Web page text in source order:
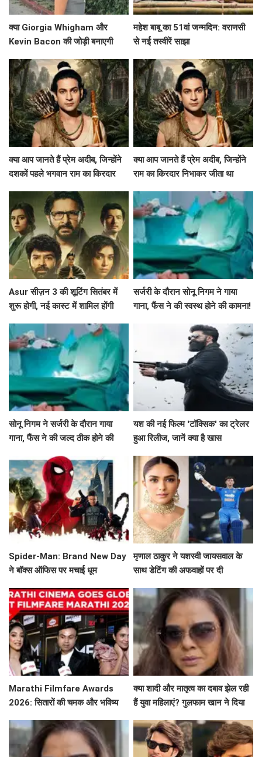
क्या Giorgia Whigham और
Kevin Bacon की जोड़ी बनाएगी
महेश बाबू का 51वां जन्मदिन: वराणसी
से नई तस्वीरें साझा
क्या आप जानते हैं प्रेम अदीब, जिन्होंने
दशकों पहले भगवान राम का किरदार
क्या आप जानते हैं प्रेम अदीब, जिन्होंने
राम का किरदार निभाकर जीता था
Asur सीज़न 3 की शूटिंग सितंबर में
शुरू होगी, नई कास्ट में शामिल होंगी
सर्जरी के दौरान सोनू निगम ने गाया
गाना, फैंस ने की स्वस्थ होने की कामना!
सोनू निगम ने सर्जरी के दौरान गाया
गाना, फैंस ने की जल्द ठीक होने की
यश की नई फिल्म 'टॉक्सिक' का ट्रेलर
हुआ रिलीज, जानें क्या है खास
Spider-Man: Brand New Day
ने बॉक्स ऑफिस पर मचाई धूम
मृणाल ठाकुर ने यशस्वी जायसवाल के
साथ डेटिंग की अफवाहों पर दी
Marathi Filmfare Awards
2026: सितारों की चमक और भविष्य
क्या शादी और मातृत्व का दबाव झेल रही
हैं युवा महिलाएं? गुलफाम खान ने दिया